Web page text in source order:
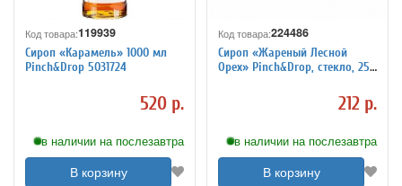
Код товара:119939
Сироп «Карамель» 1000 мл
Pinch&Drop 5031724
520 р.
в наличии на послезавтра
В корзину
Код товара:224486
Сироп «Жареный Лесной
Орех» Pinch&Drop, стекло, 250
212 р.
в наличии на послезавтра
В корзину